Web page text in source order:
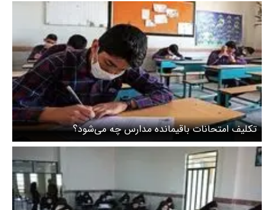
تکلیف امتحانات باقیمانده مدارس چه می‌شود؟